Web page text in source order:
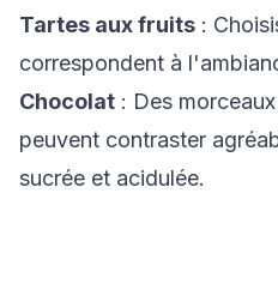
Tartes aux fruits :
correspondent à
Chocolat : Des
peuvent contraster
sucrée et acidulée.